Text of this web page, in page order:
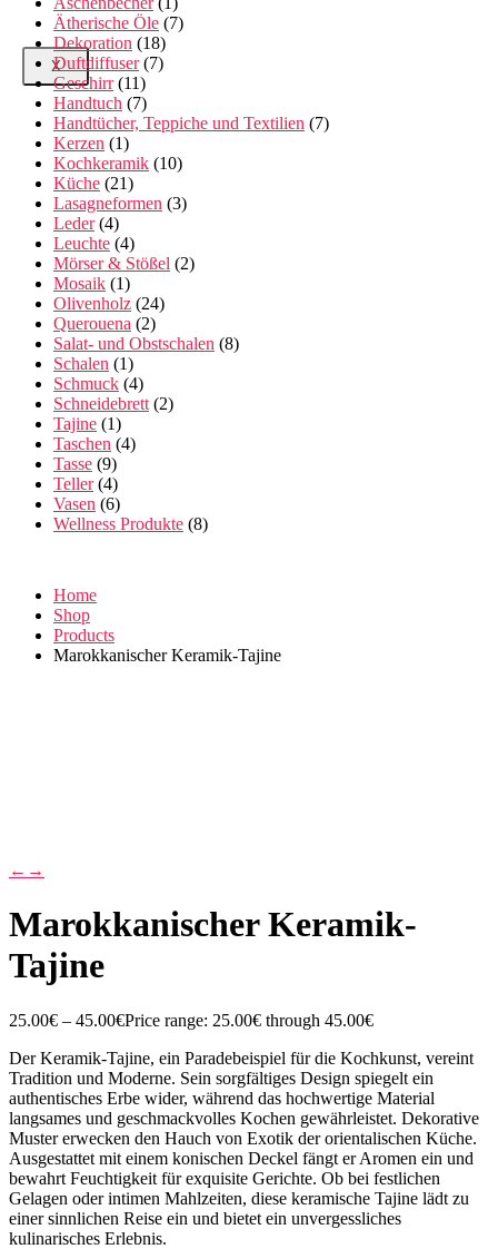
X
Ätherische Öle (7)
Dekoration (18)
Duftdiffuser (7)
Geschirr (11)
Handtuch (7)
Handtücher, Teppiche und Textilien (7)
Kerzen (1)
Kochkeramik (10)
Küche (21)
Lasagneformen (3)
Leder (4)
Leuchte (4)
Mörser & Stößel (2)
Mosaik (1)
Olivenholz (24)
Querouena (2)
Salat- und Obstschalen (8)
Schalen (1)
Schmuck (4)
Schneidebrett (2)
Tajine (1)
Taschen (4)
Tasse (9)
Teller (4)
Vasen (6)
Wellness Produkte (8)
Home
Shop
Products
Marokkanischer Keramik-Tajine
← →
Marokkanischer Keramik-
Tajine
25.00€ – 45.00€Price range: 25.00€ through 45.00€
Der Keramik-Tajine, ein Paradebeispiel für die Kochkunst, vereint
Tradition und Moderne. Sein sorgfältiges Design spiegelt ein
authentisches Erbe wider, während das hochwertige Material
langsames und geschmackvolles Kochen gewährleistet. Dekorative
Muster erwecken den Hauch von Exotik der orientalischen Küche.
Ausgestattet mit einem konischen Deckel fängt er Aromen ein und
bewahrt Feuchtigkeit für exquisite Gerichte. Ob bei festlichen
Gelagen oder intimen Mahlzeiten, diese keramische Tajine lädt zu
einer sinnlichen Reise ein und bietet ein unvergessliches
kulinarisches Erlebnis.